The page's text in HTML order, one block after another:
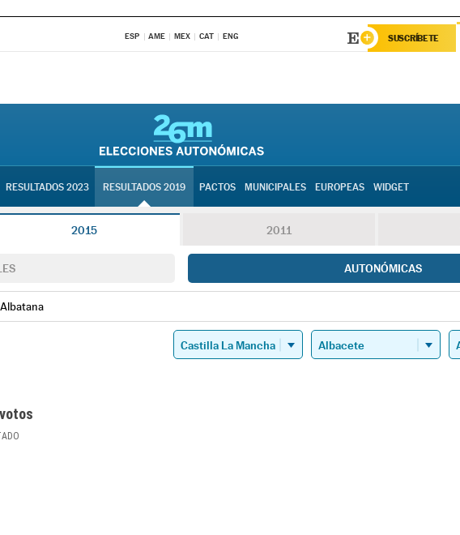
ESP AME MEX CAT ENG SUSCRÍBETE
RESULTADOS 2023 RESULTADOS 2019 PACTOS MUNICIPALES EUROPEAS WIDGET
2015 2011
AUTONÓMICAS
Albatana